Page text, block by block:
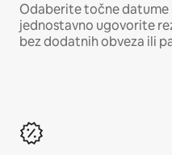
Odaberite točne datume
jednostavno ugovorite
bez dodatnih obveza ili